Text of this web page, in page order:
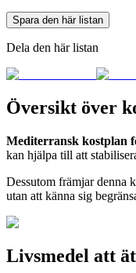
Spara den här listan
Dela den här listan
Översikt över
Mediterransk kostplan
kan hjälpa till att
Dessutom främjar denna
utan att känna sig
Livsmedel att